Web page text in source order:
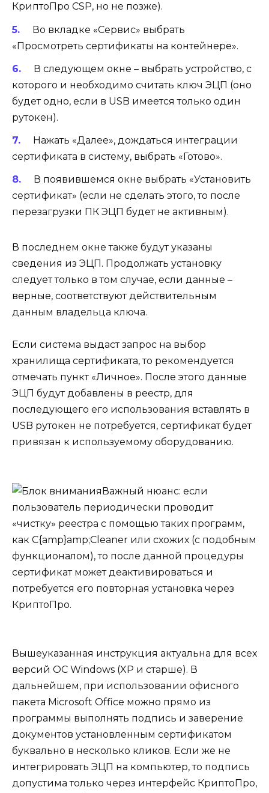
КриптоПро CSP, но не позже).
Во вкладке «Сервис» выбрать
«Просмотреть сертификаты на контейнере».
В следующем окне – выбрать устройство, с
которого и необходимо считать ключ ЭЦП (оно
будет одно, если в USB имеется только один
рутокен).
Нажать «Далее», дождаться интеграции
сертификата в систему, выбрать «Готово».
В появившемся окне выбрать «Установить
сертификат» (если не сделать этого, то после
перезагрузки ПК ЭЦП будет не активным).
В последнем окне также будут указаны
сведения из ЭЦП. Продолжать установку
следует только в том случае, если данные –
верные, соответствуют действительным
данным владельца ключа.
Если система выдаст запрос на выбор
хранилища сертификата, то рекомендуется
отмечать пункт «Личное». После этого данные
ЭЦП будут добавлены в реестр, для
последующего его использования вставлять в
USB рутокен не потребуется, сертификат будет
привязан к используемому оборудованию.
Важный нюанс: если
пользователь периодически проводит
«чистку» реестра с помощью таких программ,
как C{amp}amp;Cleaner или схожих (с подобным
функционалом), то после данной процедуры
сертификат может деактивироваться и
потребуется его повторная установка через
КриптоПро.
Вышеуказанная инструкция актуальна для всех
версий ОС Windows (XP и старше). В
дальнейшем, при использовании офисного
пакета Microsoft Office можно прямо из
программы выполнять подпись и заверение
документов установленным сертификатом
буквально в несколько кликов. Если же не
интегрировать ЭЦП на компьютер, то подпись
допустима только через интерфейс КриптоПро,